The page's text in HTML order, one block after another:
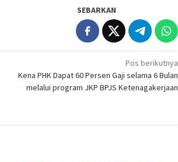
SEBARKAN
Pos berikutnya
Kena PHK Dapat 60 Persen Gaji selama 6 Bulan
melalui program JKP BPJS Ketenagakerjaan